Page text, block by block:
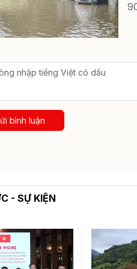
bình luận
- SỰ KIỆN